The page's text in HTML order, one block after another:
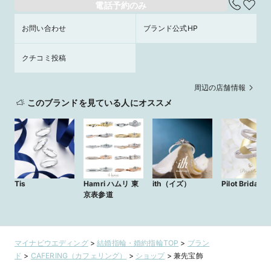
電話予約のみ
お問い合わせ ブランド公式HP
クチコミ投稿
周辺の店舗情報
このブランドを見ている人にオススメ
Tis
Hamri ハムリ 東
京表参道
ith（イズ） Pilot Bridal
マイナビウエディング>結婚指輪・婚約指輪TOP > ブラン
ド > CAFERING（カフェリング） > ショップ >兼先宝飾